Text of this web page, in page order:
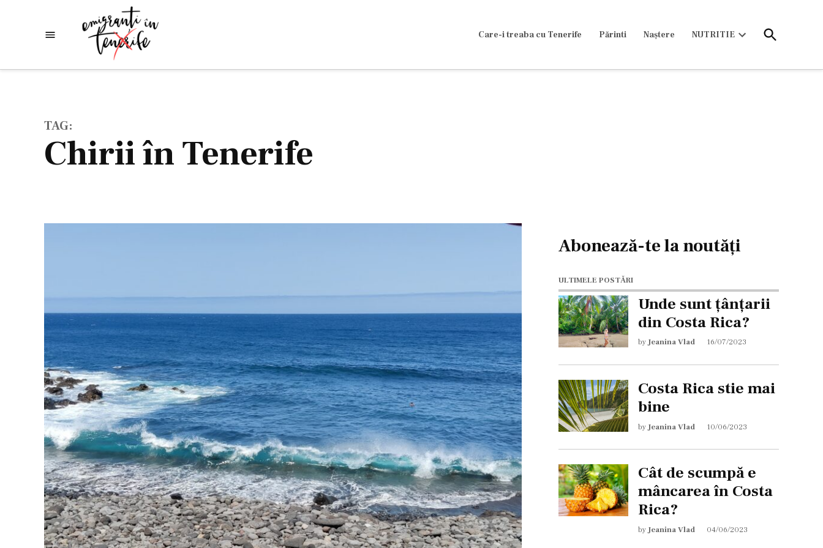
Care-i treaba cu Tenerife Părinti Naștere NUTRITIE
Open
Search
TAG:
chirii în Tenerife
Abonează-te la noutăți
ULTIMELE POSTĂRI
Unde sunt țânțarii
din Costa Rica?
byJeanina Vlad 16/07/2023
Costa Rica stie mai
bine
by Jeanina Vlad 10/06/2023
Cât de scumpă e
mâncarea în Costa
Rica?
by Jeanina Vlad 04/06/2023